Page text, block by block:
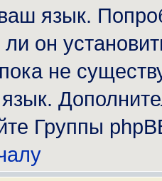
язык.
он
не
Группы